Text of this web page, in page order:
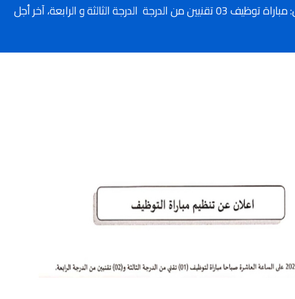
جماعة بوتفردة - إقليم بني ملال: مباراة توظيف 03 تقنيين من الدرجة الدرجة الثالثة و الرابعة، آخر أجل